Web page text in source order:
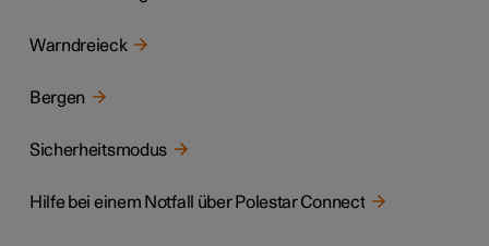
Warndreieck
Bergen
Sicherheitsmodus
Hilfe bei einem Notfall über Polestar Connect